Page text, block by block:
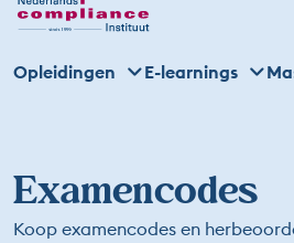
Opleidingen E-learnings
Examencodes
Koop examencodes en